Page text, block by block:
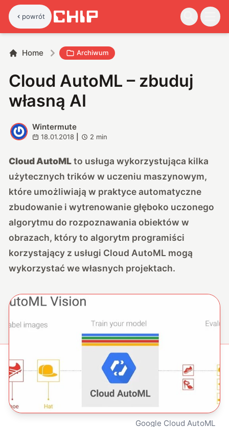
powrót
Home Archiwum
Cloud AutoML – zbuduj
własną AI
W
Wintermute
18.01.2018 2 min
Cloud AutoMLto usługa wykorzystująca kilka
użytecznych trików w uczeniu maszynowym,
które umożliwiają w praktyce automatyczne
zbudowanie i wytrenowanie głęboko uczonego
algorytmu do rozpoznawania obiektów w
obrazach, który to algorytm programiści
korzystający z usługi Cloud AutoML mogą
wykorzystać we własnych projektach.
Google Cloud AutoML